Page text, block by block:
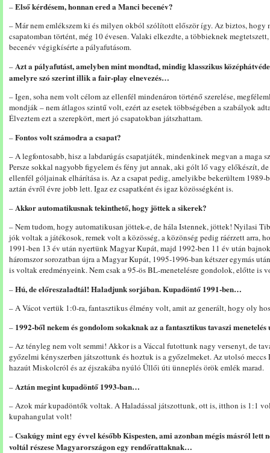
–Első kérdésem, honnan ered a Manci becenév?
– Már nem emlékszem ki és milyen okból szólított először így. Az biztos, hogy
csapatomban történt, még 10 évesen. Valaki elkezdte, a többieknek
becenév végigkísérte a pályafutásom.
–Azt a pályafutást, amelyben mint mondtad, mindig klasszikus
amelyre szó szerint illik a fair-play elnevezés…
– Igen, soha nem volt célom az ellenfél mindenáron történő szerelése,
mondják – nem átlagos szintű volt, ezért az esetek többségében a szabályok
Élveztem ezt a szerepkört, mert jó csapatokban játszhattam.
–Fontos volt számodra a csapat?
– A legfontosabb, hisz a labdarúgás csapatjáték, mindenkinek megvan a maga
Persze sokkal nagyobb figyelem és fény jut annak, aki gólt lő vagy előkészít,
ellenfél góljainak elhárítása is. Az a csapat pedig, amelyikbe bekerültem 1989-
aztán évről évre jobb lett. Igaz ez csapatként és igaz közösségként is.
–Akkor automatikusnak tekinthető, hogy jöttek a sikerek?
– Nem tudom, hogy automatikusan jöttek-e, de hála Istennek, jöttek! Nyilasi
jók voltak a játékosok, remek volt a közösség, a közönség pedig ráérzett arra,
1991-ben 13 év után nyertünk Magyar Kupát, majd 1992-ben 11 év után
háromszor sorozatban újra a Magyar Kupát, 1995-1996-ban kétszer egymás
is voltak eredményeink. Nem csak a 95-ös BL-menetelésre gondolok, előtte
–Hú, de előreszaladtál! Haladjunk sorjában. Kupadöntő 1991-ben…
– A Vácot vertük 1:0-ra, fantasztikus élmény volt, amit az generált, hogy oly
– 1992-ből nekem és gondolom sokaknak az a fantasztikus tavaszi
– Az tényleg nem volt semmi! Akkor is a Váccal futottunk nagy versenyt, de
győzelmi kényszerben játszottunk és hoztuk is a győzelmeket. Az utolsó
hazaút Miskolcról és az éjszakába nyúló Üllői úti ünneplés örök emlék marad.
–Aztán megint kupadöntő 1993-ban…
– Azok már kupadöntők voltak. A Haladással játszottunk, ott is, itthon is 1:1
kupahangulat volt!
–Csakúgy mint egy évvel később Kispesten, ami azonban mégis másról lett
voltál részese Magyarországon egy rendőrattaknak…